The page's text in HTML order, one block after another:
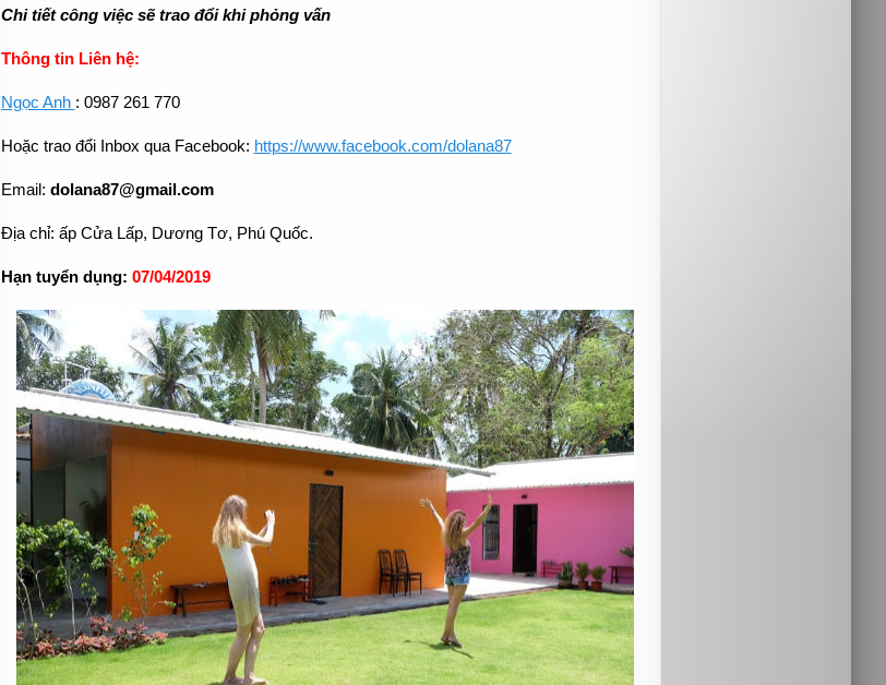
Chi tiết công việc sẽ trao đổi khi phỏng vấn
Thông tin Liên hệ:
Ngọc Anh : 0987 261 770
Hoặc trao đổi Inbox qua Facebook: https://www.facebook.com/dolana87
Email: dolana87@gmail.com
Địa chỉ: ấp Cửa Lấp, Dương Tơ, Phú Quốc.
Hạn tuyển dụng: 07/04/2019